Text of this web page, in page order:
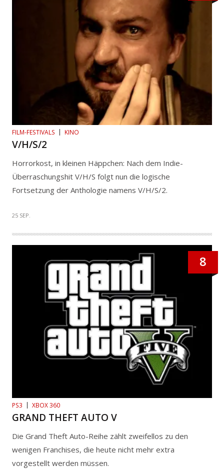
FILM-FESTIVALS KINO
V/H/S/2
Horrorkost, in kleinen Häppchen: Nach dem Indie-
Überraschungshit V/H/S folgt nun die logische
Fortsetzung der Anthologie namens V/H/S/2.
25 SEP.
8
PS3 XBOX 360
GRAND THEFT AUTO V
Die Grand Theft Auto-Reihe zählt zweifellos zu den
wenigen Franchises, die heute nicht mehr extra
vorgestellt werden müssen.